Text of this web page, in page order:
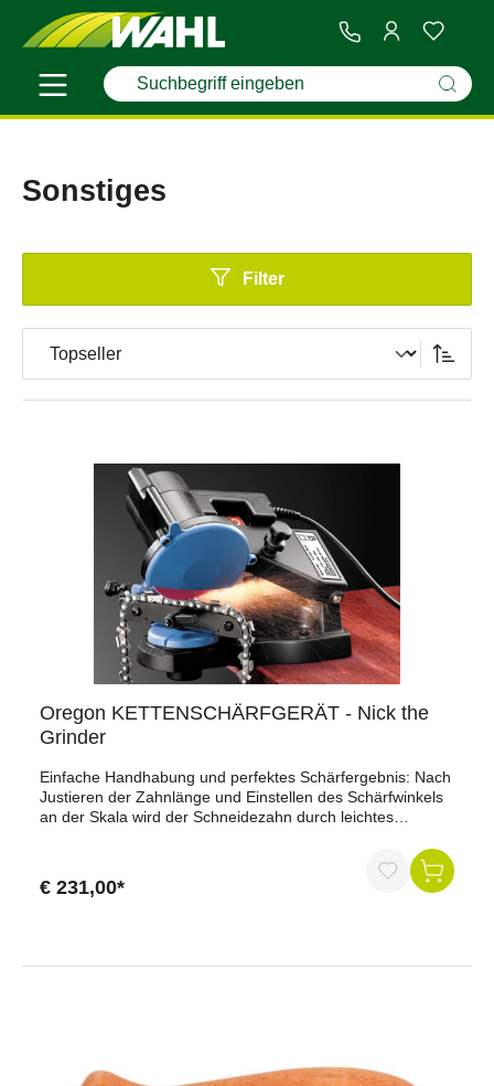
Sonstiges
Filter
Oregon KETTENSCHÄRFGERÄT - Nick the
Grinder
Einfache Handhabung und perfektes Schärfergebnis: Nach
Justieren der Zahnlänge und Einstellen des Schärfwinkels
an der Skala wird der Schneidezahn durch leichtes
€ 231,00*